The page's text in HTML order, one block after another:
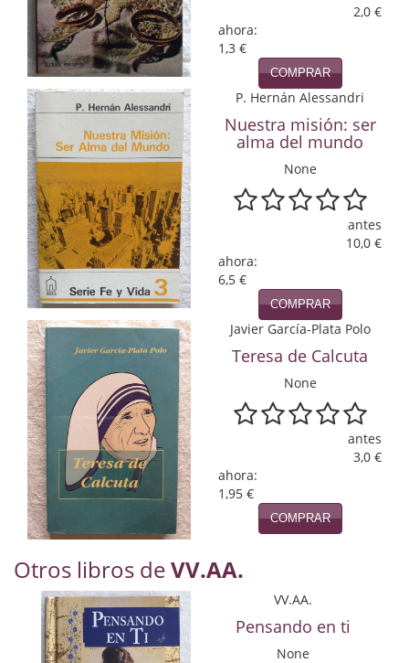
Literatura fantástica
Literatura hispanoamericana
Local
Mafia y espionaje
Matemáticas
Medicina
Música
Naturaleza
Novela Extranjera
Novela fantástica
Novela histórica
Novela negra
Novela romántica
Otros idiomas
Papás, Mamás, bebés...
Papás, Mamás, Bebés...
Papás, Mamás, Bebés…
2,0 €
ahora:
1,3 €
COMPRAR
P. Hernán Alessandri
Nuestra misión: ser
alma del mundo
None
antes
10,0 €
ahora:
6,5 €
COMPRAR
Javier García-Plata Polo
Teresa de Calcuta
None
antes
3,0 €
ahora:
1,95 €
COMPRAR
Otros libros deVV.AA.
VV.AA.
Pensando en ti
None